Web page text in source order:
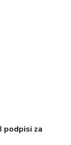
podpisi za